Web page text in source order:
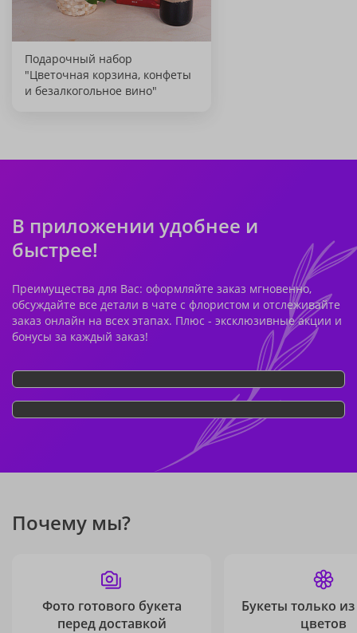
Подарочный набор
"Цветочная корзина, конфеты
и безалкогольное вино"
В приложении удобнее и
быстрее!
Преимущества для Вас: оформляйте заказ мгновенно,
обсуждайте все детали в чате с флористом и отслеживайте
заказ онлайн на всех этапах. Плюс - эксклюзивные акции и
бонусы за каждый заказ!
Почему мы?
Фото готового букета
перед доставкой
Букеты только
цветов